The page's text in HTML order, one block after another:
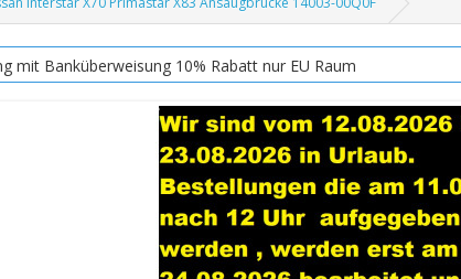
mit Banküberweisung 10% Rabatt nur EU Raum